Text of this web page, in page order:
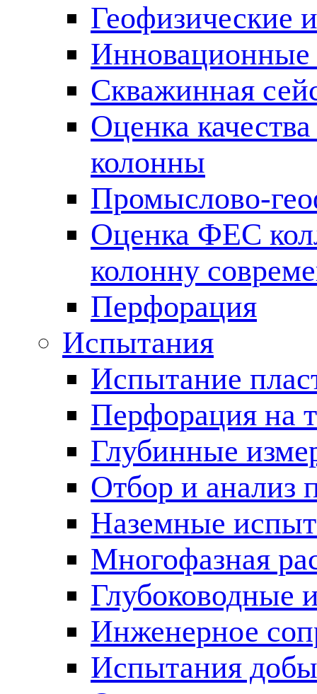
Геофизические
Инновационные
Скважинная
Оценка
колонны
Промыслово-
Оценка ФЕС
колонну
Перфорация
Испытания
Испытание
Перфорация на
Глубинные
Отбор и анализ
Наземные
Многофазная
Глубоководные
Инженерное
Испытания